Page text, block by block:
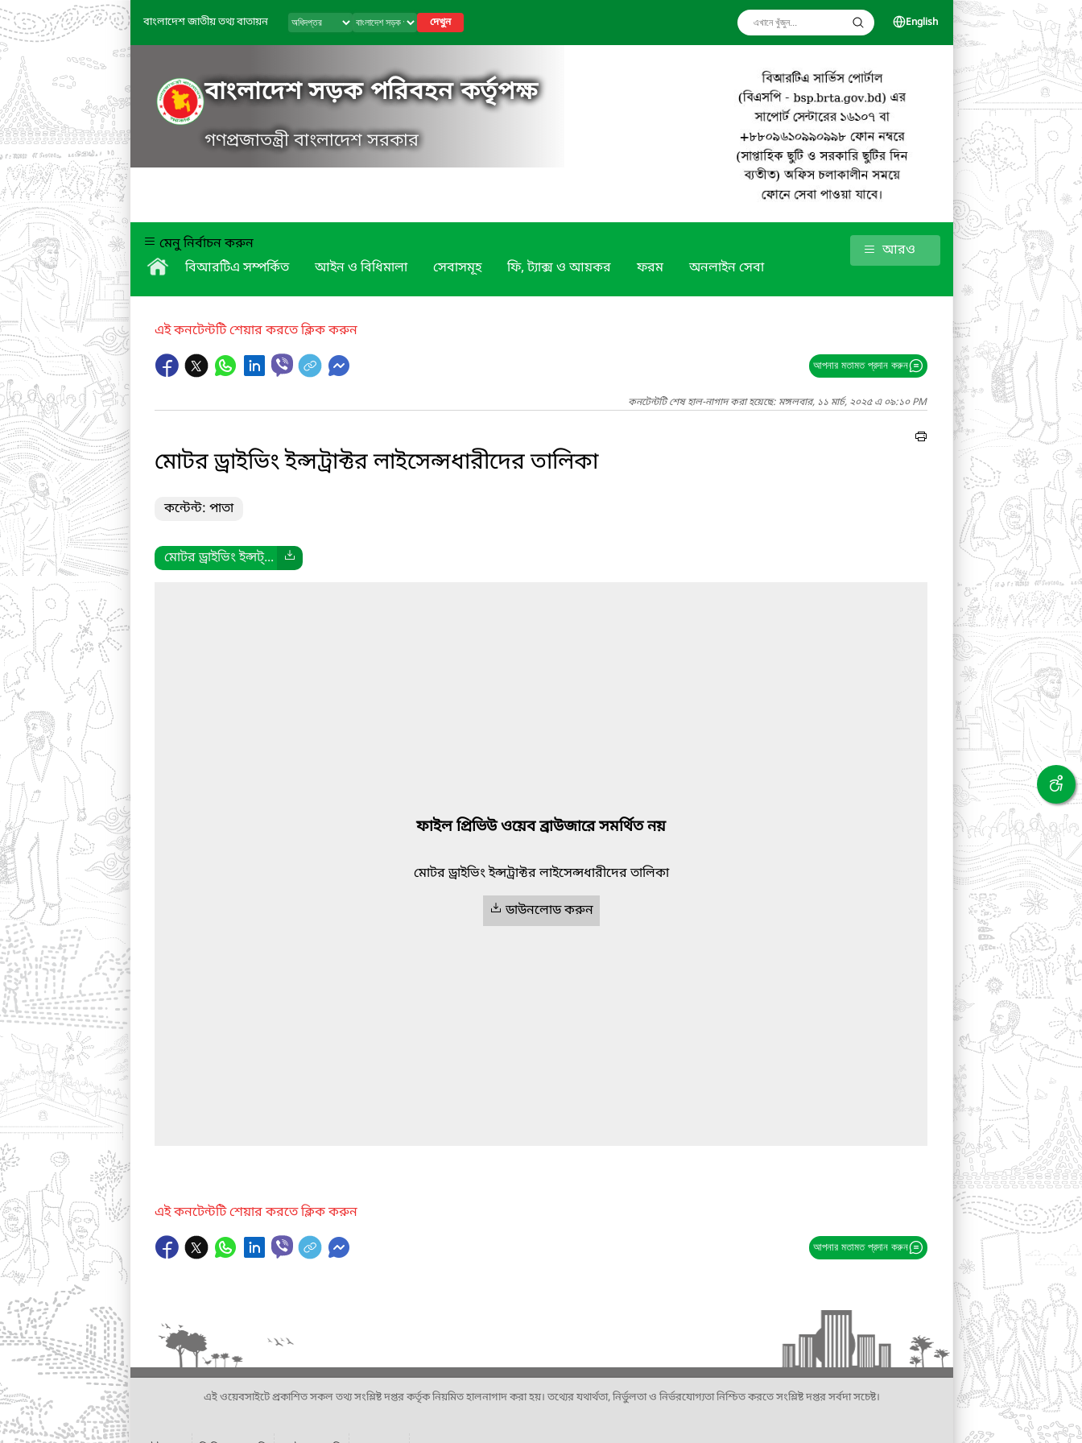
বাংলাদেশ জাতীয় তথ্য বাতায়ন দেখুন English
বাংলাদেশ সড়ক পরিবহন কর্তৃপক্ষ
গণপ্রজাতন্ত্রী বাংলাদেশ সরকার
মেনু নির্বাচন করুন
বিআরটিএ সম্পর্কিত
আইন ও বিধিমালা সেবাসমূহ ফি, ট্যাক্স ও আয়কর ফরম অনলাইন সেবা
আরও
এই কনটেন্টটি শেয়ার করতে ক্লিক করুন
আপনার মতামত প্রদান করুন
কনটেন্টটি শেষ হাল-নাগাদ করা হয়েছে: মঙ্গলবার, ১১ মার্চ, ২০২৫ এ ০৯:১০ PM
মোটর ড্রাইভিং ইন্সট্রাক্টর লাইসেন্সধারীদের তালিকা
কন্টেন্ট: পাতা
মোটর ড্রাইভিং ইন্সট্...
ফাইল প্রিভিউ ওয়েব ব্রাউজারে সমর্থিত নয়
মোটর ড্রাইভিং ইন্সট্রাক্টর লাইসেন্সধারীদের তালিকা
ডাউনলোড করুন
এই কনটেন্টটি শেয়ার করতে ক্লিক করুন
আপনার মতামত প্রদান করুন
এই ওয়েবসাইটে প্রকাশিত সকল তথ্য সংশ্লিষ্ট দপ্তর কর্তৃক নিয়মিত হালনাগাদ করা হয়। তথ্যের যথার্থতা, নির্ভুলতা ও নির্ভরযোগ্যতা নিশ্চিত করতে সংশ্লিষ্ট দপ্তর সর্বদা সচেষ্ট।